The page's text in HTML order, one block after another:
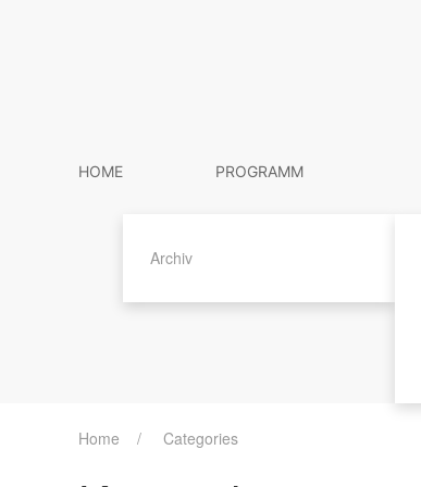
HOME PROGRAMM
Archiv
Home Categories